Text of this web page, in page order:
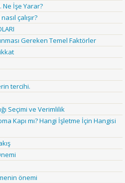
İşe Yarar?
çalışır?
Gereken Temel Faktörler
tercihi.
Seçimi ve Verimlilik
Kapı mı? Hangi İşletme İçin Hangisi
önemi